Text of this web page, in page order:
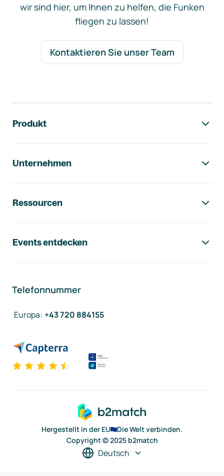
wir sind hier, um Ihnen zu helfen, die Funken
fliegen zu lassen!
Kontaktieren Sie unser Team
Produkt
Unternehmen
Ressourcen
Events entdecken
Telefonnummer
Europa: +43 720 884155
Hergestellt in der EU
Die Welt verbinden.
Copyright © 2025 b2match
Deutsch